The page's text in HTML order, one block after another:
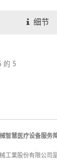
病，高血压，
细节
的 5
智慧医疗设备服务
工業股份有限公司